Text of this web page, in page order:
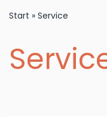
Start » Service